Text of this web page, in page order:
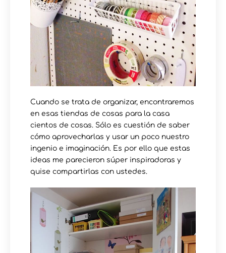
Cuando se trata de organizar, encontraremos
en esas tiendas de cosas para la casa
cientos de cosas. Sólo es cuestión de saber
cómo aprovecharlas y usar un poco nuestro
ingenio e imaginación. Es por ello que estas
ideas me parecieron súper inspiradoras y
quise compartirlas con ustedes.